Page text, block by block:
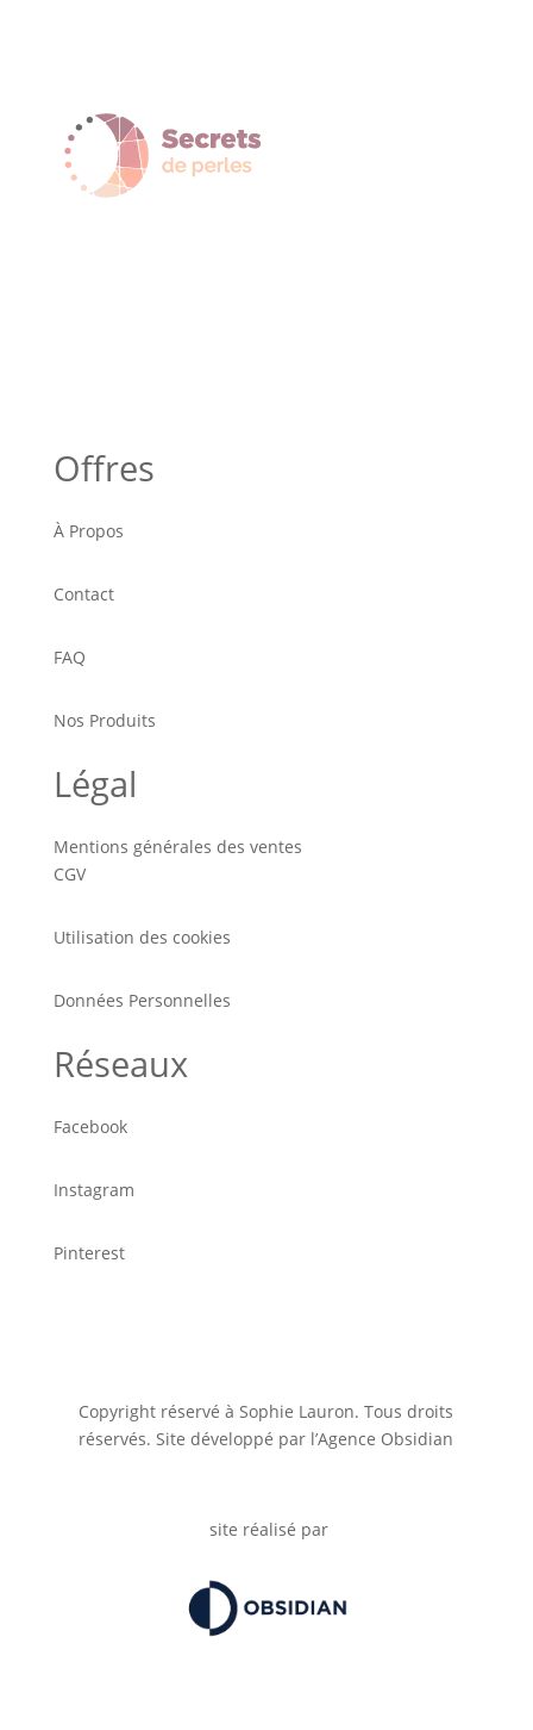
Offres
À Propos
Contact
FAQ
Nos Produits
Légal
Mentions générales des ventes
CGV
Utilisation des cookies
Données Personnelles
Réseaux
Facebook
Instagram
Pinterest
Copyright réservé à Sophie Lauron. Tous droits
réservés. Site développé par l’Agence Obsidian
site réalisé par